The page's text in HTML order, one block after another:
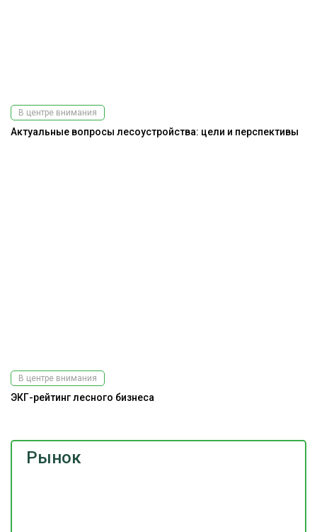
Рынок
В центре внимания
Актуальные вопросы лесоустройства: цели и перспективы
В центре внимания
ЭКГ-рейтинг лесного бизнеса